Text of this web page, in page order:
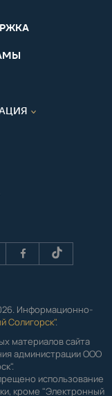
Информационно-
Солигорск".
материалов сайта
администрации ООО
использование
кроме "Электронный